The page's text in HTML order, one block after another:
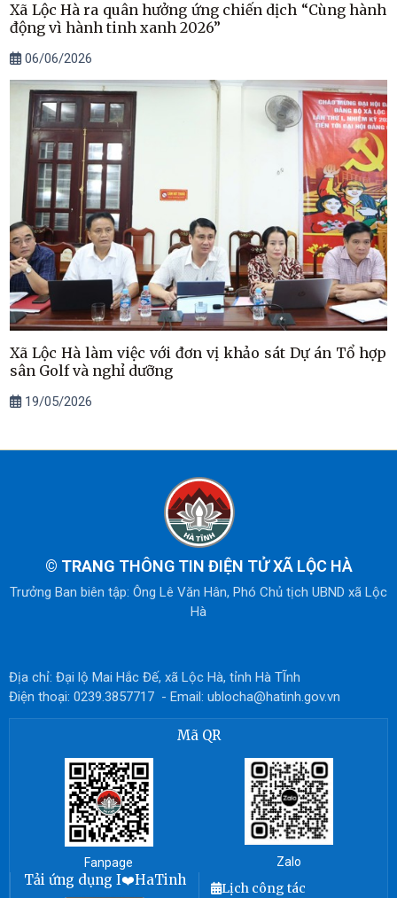
Xã Lộc Hà ra quân hưởng ứng chiến dịch “Cùng hành
động vì hành tinh xanh 2026”
06/06/2026
Xã Lộc Hà làm việc với đơn vị khảo sát Dự án Tổ hợp
sân Golf và nghỉ dưỡng
19/05/2026
© TRANG THÔNG TIN ĐIỆN TỬ XÃ LỘC HÀ
Trưởng Ban biên tập: Ông Lê Văn Hân, Phó Chủ tịch UBND xã Lộc
Hà
Địa chỉ: Đại lộ Mai Hắc Đế, xã Lộc Hà, tỉnh Hà TĨnh
Điện thoại: 0239.3857717 - Email: ublocha@hatinh.gov.vn
Mã QR
Fanpage Zalo
Tải ứng dụng I❤️HaTinh Lịch công tác